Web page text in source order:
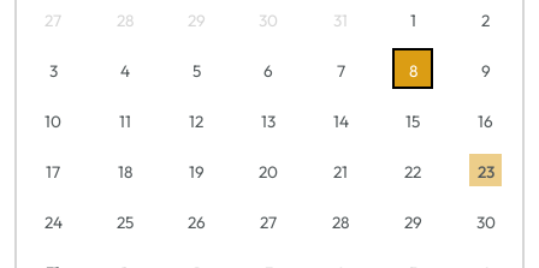
27 28 29 30 31 1 2
3 4 5 6 7 8 9
10 11 12 13 14 15 16
17 18 19 20 21 22 23
24 25 26 27 28 29 30